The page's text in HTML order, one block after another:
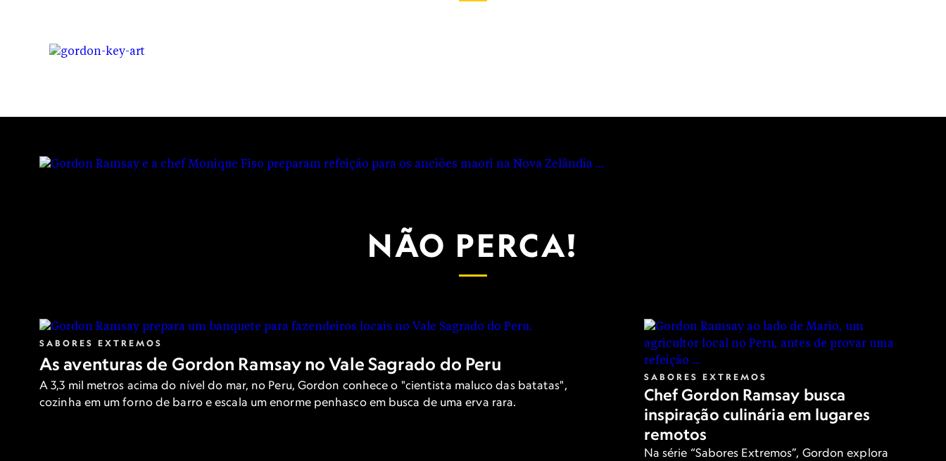
no National Geographic. Confira a programação.
NÃO PERCA!
Gordon Ramsay explora a acidentada região
sul da Nova Zelândia
SABORES EXTREMOS
As aventuras de Gordon Ramsay no Vale Sagrado do Peru
A 3,3 mil metros acima do nível do mar, no Peru, Gordon conhece o "cientista maluco das batatas",
cozinha em um forno de barro e escala um enorme penhasco em busca de uma erva rara.
SABORES EXTREMOS
Chef Gordon Ramsay busca
inspiração culinária em lugares
remotos
Na série “Sabores Extremos”, Gordon explora